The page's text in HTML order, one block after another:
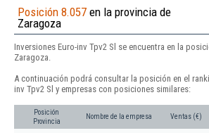
Posición 8.057 en la provincia de
Zaragoza
Inversiones Euro-inv Tpv2 Sl se encuentra en la
Zaragoza.
A continuación podrá consultar la posición en el
inv Tpv2 Sl y empresas con posiciones similares:
Posición
Provincia
Nombre de la empresa Ventas (€)